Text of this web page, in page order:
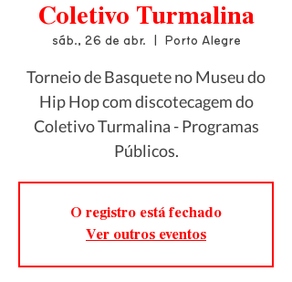
Coletivo Turmalina
sáb., 26 de abr. Porto Alegre
Torneio de Basquete no Museu do
Hip Hop com discotecagem do
Coletivo Turmalina - Programas
Públicos.
O registro está fechado
Ver outros eventos